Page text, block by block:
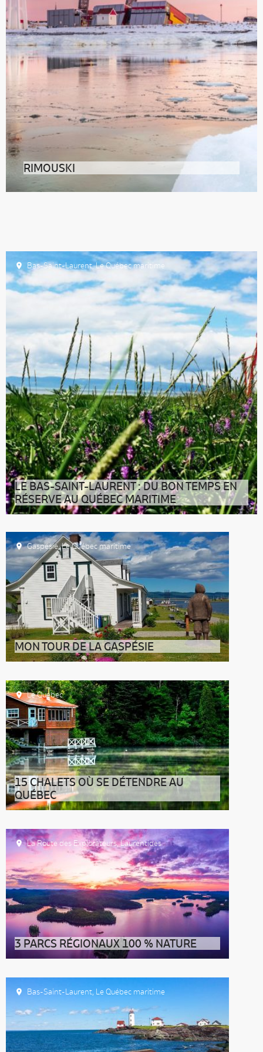
RIMOUSKI
Bas-Saint-Laurent,Le Québec maritime
LE BAS-SAINT-LAURENT : DU BON TEMPS EN
RÉSERVE AU QUÉBEC MARITIME
Porte d’entrée ouest du Québec maritime, le Bas-Saint-
Laurent est le témoin priv
Gaspésie,Le Québec maritime
MON TOUR DE LA GASPÉSIE
Le Québec
15 CHALETS OÙ SE DÉTENDRE AU
QUÉBEC
La Route des Explorateurs,Laurentides
3 PARCS RÉGIONAUX 100 % NATURE
Bas-Saint-Laurent Le Québec maritime